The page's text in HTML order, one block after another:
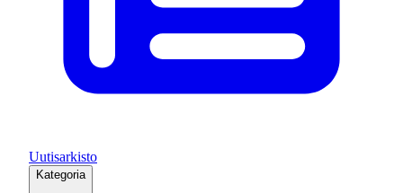
Uutisarkisto
Kategoria